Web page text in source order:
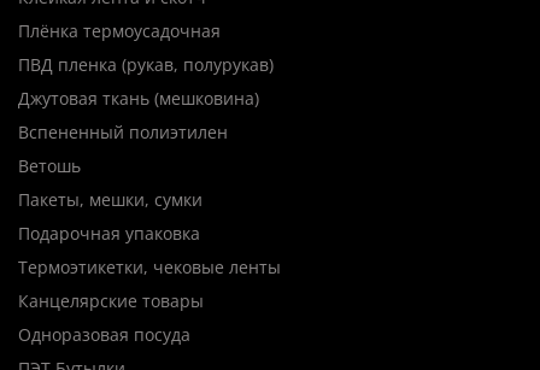
Плёнка термоусадочная
ПВД пленка (рукав, полурукав)
Джутовая ткань (мешковина)
Вспененный полиэтилен
Ветошь
Пакеты, мешки, сумки
Подарочная упаковка
Термоэтикетки, чековые ленты
Канцелярские товары
Одноразовая посуда